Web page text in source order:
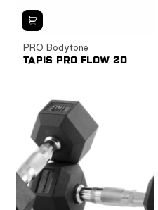
PRO Bodytone
TAPIS PRO FLOW 20